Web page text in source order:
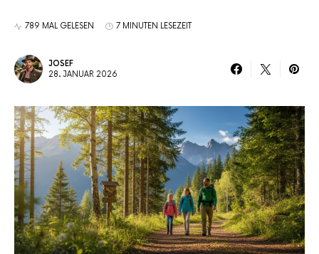
789 MAL GELESEN 7 MINUTEN LESEZEIT
JOSEF
28. JANUAR 2026